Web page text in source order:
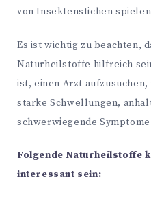
von Insektenstichen
Es ist wichtig zu beachten,
Naturheilstoffe hilfreich
ist, einen Arzt
starke Schwellungen,
schwerwiegende
Folgende Naturheilstoffe
interessant sein: